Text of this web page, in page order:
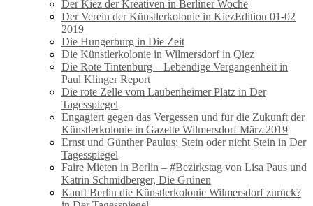
Der Kiez der Kreativen in Berliner Woche
Der Verein der Künstlerkolonie in KiezEdition 01-02
2019
Die Hungerburg in Die Zeit
Die Künstlerkolonie in Wilmersdorf in Qiez
Die Rote Tintenburg – Lebendige Vergangenheit in
Paul Klinger Report
Die rote Zelle vom Laubenheimer Platz in Der
Tagesspiegel
Engagiert gegen das Vergessen und für die Zukunft der
Künstlerkolonie in Gazette Wilmersdorf März 2019
Ernst und Günther Paulus: Stein oder nicht Stein in Der
Tagesspiegel
Faire Mieten in Berlin – #Bezirkstag von Lisa Paus und
Katrin Schmidberger, Die Grünen
Kauft Berlin die Künstlerkolonie Wilmersdorf zurück?